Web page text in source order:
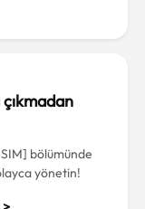
bölümünde
yönetin!